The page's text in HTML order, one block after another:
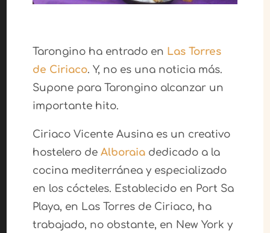
Tarongino ha entrado en Las Torres
de Ciriaco. Y, no es una noticia más.
Supone para Tarongino alcanzar un
importante hito.
Ciriaco Vicente Ausina es un creativo
hostelero de Alboraiadedicado a la
cocina mediterránea y especializado
en los cócteles. Establecido en Port Sa
Playa, en Las Torres de Ciriaco, ha
trabajado, no obstante, en New York y